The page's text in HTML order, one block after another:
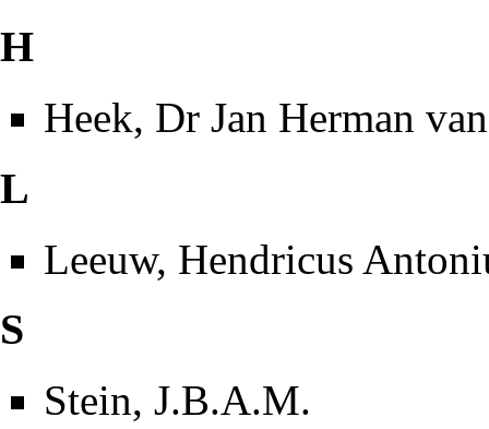
H
Heek, Dr Jan Herman van
L
Leeuw, Hendricus
S
Stein, J.B.A.M.